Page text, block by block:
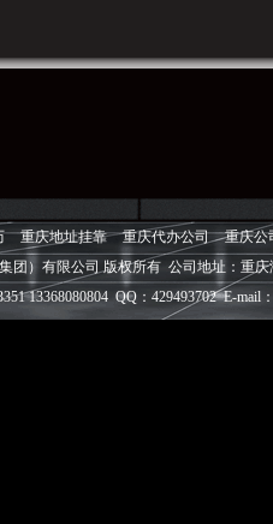
重庆地址挂靠 重庆代办公司
重庆公
团）有限公司 版权所有 公司地址：重
13368080804 QQ：429493702 E-mail